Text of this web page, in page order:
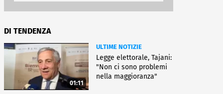
DI TENDENZA
01:11
ULTIME NOTIZIE
Legge elettorale, Tajani:
"Non ci sono problemi
nella maggioranza"